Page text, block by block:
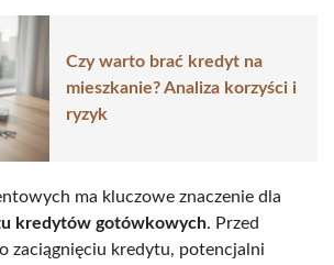
Czy warto brać kredyt na
mieszkanie? Analiza korzyści i
ryzyk
ma kluczowe znaczenie dla
kredytów gotówkowych. Przed
zaciągnięciu kredytu, potencjalni